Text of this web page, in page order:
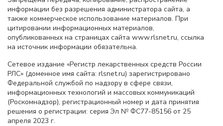
информации без разрешения администратора сайта, а
также коммерческое использование материалов. При
цитировании информационных материалов,
опубликованных на страницах сайта www.rlsnet.ru, ссылка
на источник информации обязательна.
Сетевое издание «Регистр лекарственных средств России
РЛС» (доменное имя сайта: rlsnet.ru) зарегистрировано
Федеральной службой по надзору в сфере связи,
информационных технологий и массовых коммуникаций
(Роскомнадзор), регистрационный номер и дата принятия
решения о регистрации: серия Эл № ФС77-85156 от 25
апреля 2023 г.